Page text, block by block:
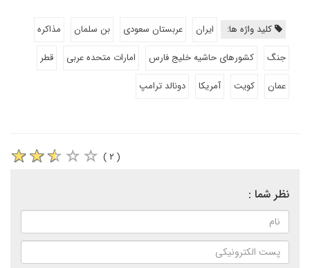
کلید واژه ها: ایران عربستان سعودی بن سلمان
مذاکره
جنگ
کشورهای حاشیه خلیج فارس امارات متحده عربی
قطر
عمان
کویت آمریکا دونالد ترامپ
( ۲ )
نظر شما :